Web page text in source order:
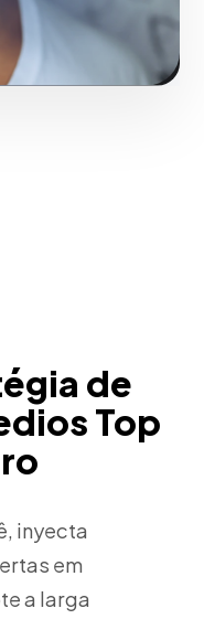
de
Top
inyecta
em
a larga